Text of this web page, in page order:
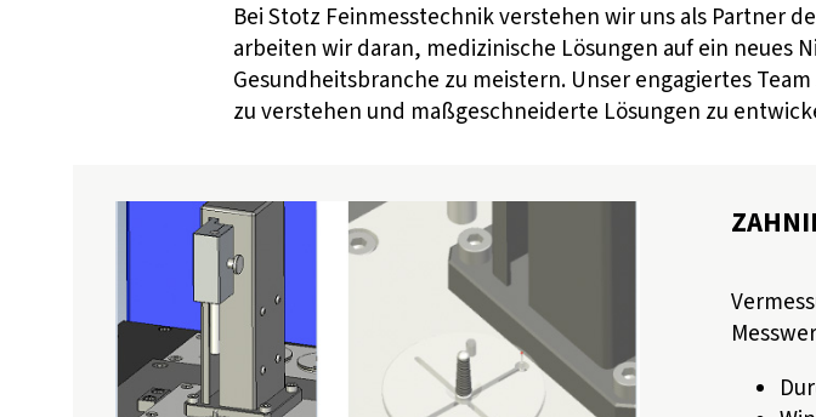
Bei Stotz Feinmesstechnik verstehen wir uns als Partner
arbeiten wir daran, medizinische Lösungen auf ein neues
Gesundheitsbranche zu meistern. Unser engagiertes
zu verstehen und maßgeschneiderte Lösungen zu